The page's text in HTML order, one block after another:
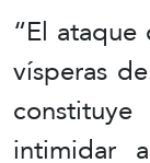
“El
vísperas
intimidar